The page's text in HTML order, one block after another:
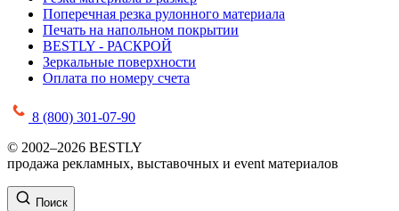
Поперечная резка рулонного материала
Печать на напольном покрытии
BESTLY - РАСКРОЙ
Зеркальные поверхности
Оплата по номеру счета
8 (800) 301-07-90
© 2002–2026 BESTLY
продажа рекламных, выставочных и event материалов
Поиск